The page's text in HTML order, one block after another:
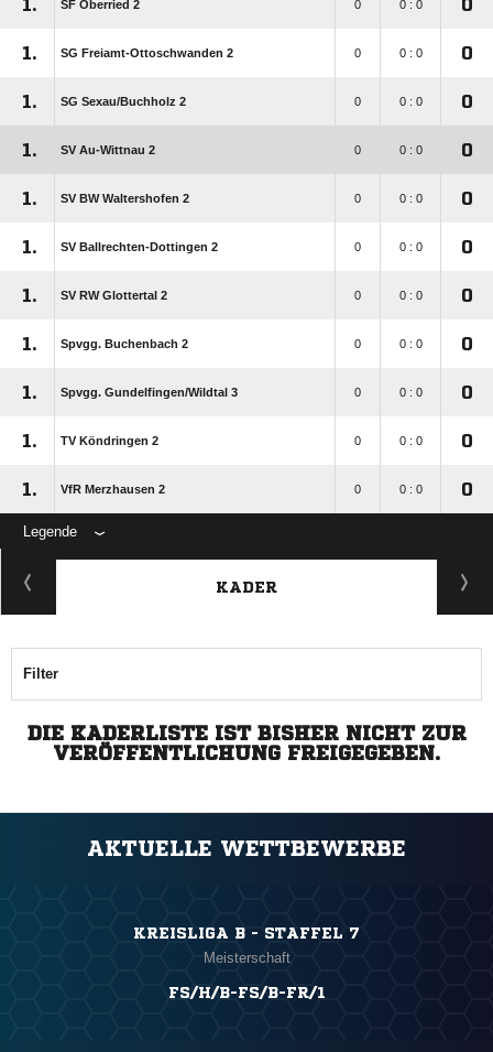
1. SF Oberried 2 0 0 : 0 0
1. SG Freiamt-Ottoschwanden 2 0 0 : 0 0
1. SG Sexau/​Buchholz 2 0 0 : 0 0
1. SV Au-Wittnau 2 0 0 : 0 0
1. SV BW Waltershofen 2 0 0 : 0 0
1. SV Ballrechten-Dottingen 2 0 0 : 0 0
1. SV RW Glottertal 2 0 0 : 0 0
1. Spvgg. Buchenbach 2 0 0 : 0 0
1. Spvgg. Gundelfingen/​Wildtal 3 0 0 : 0 0
1. TV Köndringen 2 0 0 : 0 0
1. VfR Merzhausen 2 0 0 : 0 0
Legende
KADER
Filter
DIE KADERLISTE IST BISHER NICHT ZUR
VERÖFFENTLICHUNG FREIGEGEBEN.
AKTUELLE WETTBEWERBE
KREISLIGA B - STAFFEL 7
Meisterschaft
FS/H/B-FS/B-FR/1